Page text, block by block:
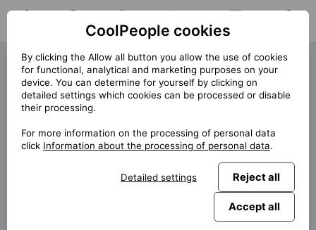
Job search My jobs Notifications Messages
Java Developer (40070)
« Back
Location
Praha
Start (lenght)
9/2025
80 000 CZK
CoolPeople cookies
By clicking the Allow all button you allow the use of cookies
for functional, analytical and marketing purposes on your
device. You can determine for yourself by clicking on
detailed settings which cookies can be processed or disable
their processing.
For more information on the processing of personal data
click Information about the processing of personal data.
Detailed settings Reject all
Accept all